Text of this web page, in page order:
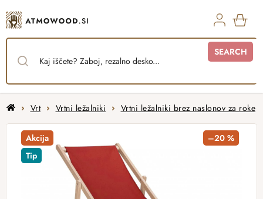
to
content
SEARCH
Home
Vrt Vrtni ležalniki Vrtni ležalniki brez naslonov za roke
Akcija
Tip
–20 %